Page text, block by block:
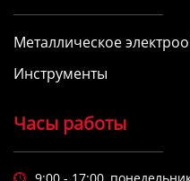
Металлическое
Инструменты
Часы работы
